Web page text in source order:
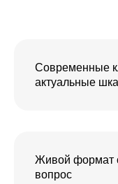
Современные
актуальные
Живой формат
вопрос